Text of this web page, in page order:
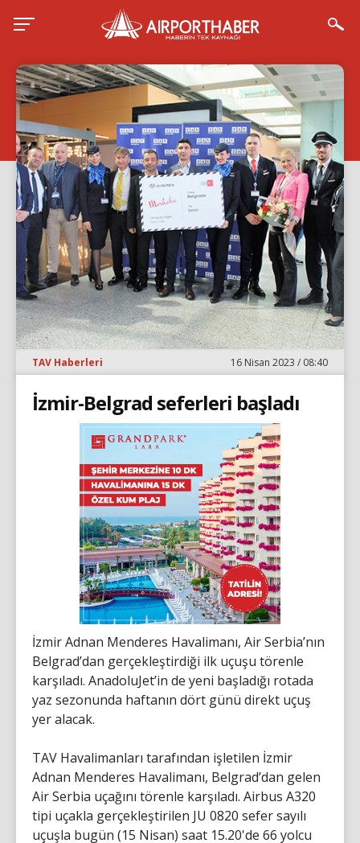
TAV Haberleri 16 Nisan 2023 / 08:40
İzmir-Belgrad seferleri başladı
İzmir Adnan Menderes Havalimanı, Air Serbia’nın
Belgrad’dan gerçekleştirdiği ilk uçuşu törenle
karşıladı. AnadoluJet’in de yeni başladığı rotada
yaz sezonunda haftanın dört günü direkt uçuş
yer alacak.
TAV Havalimanları tarafından işletilen İzmir
Adnan Menderes Havalimanı, Belgrad’dan gelen
Air Serbia uçağını törenle karşıladı. Airbus A320
tipi uçakla gerçekleştirilen JU 0820 sefer sayılı
uçuşla bugün (15 Nisan) saat 15.20'de 66 yolcu